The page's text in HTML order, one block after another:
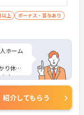
以上
ボーナス・賞与あり
ホーム
り休め
す。
。
くださ
紹介してもらう